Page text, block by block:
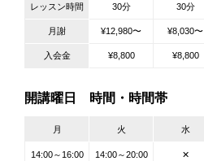
レッスン時間 30分 30分
月謝 ¥12,980〜 ¥8,030〜
入会金 ¥8,800 ¥8,800
開講曜日 時間・時間帯
月 火 水
14:00～16:00 14:00～20:00 ✕